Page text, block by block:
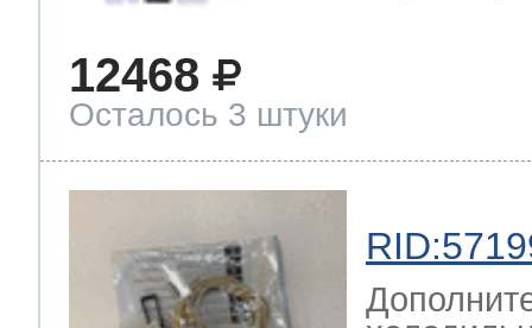
12468
Осталось 3 штуки